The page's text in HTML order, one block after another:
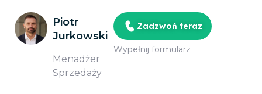
Piotr
Jurkowski
Menadżer
Sprzedaży
Zadzwoń teraz
Wypełnij formularz